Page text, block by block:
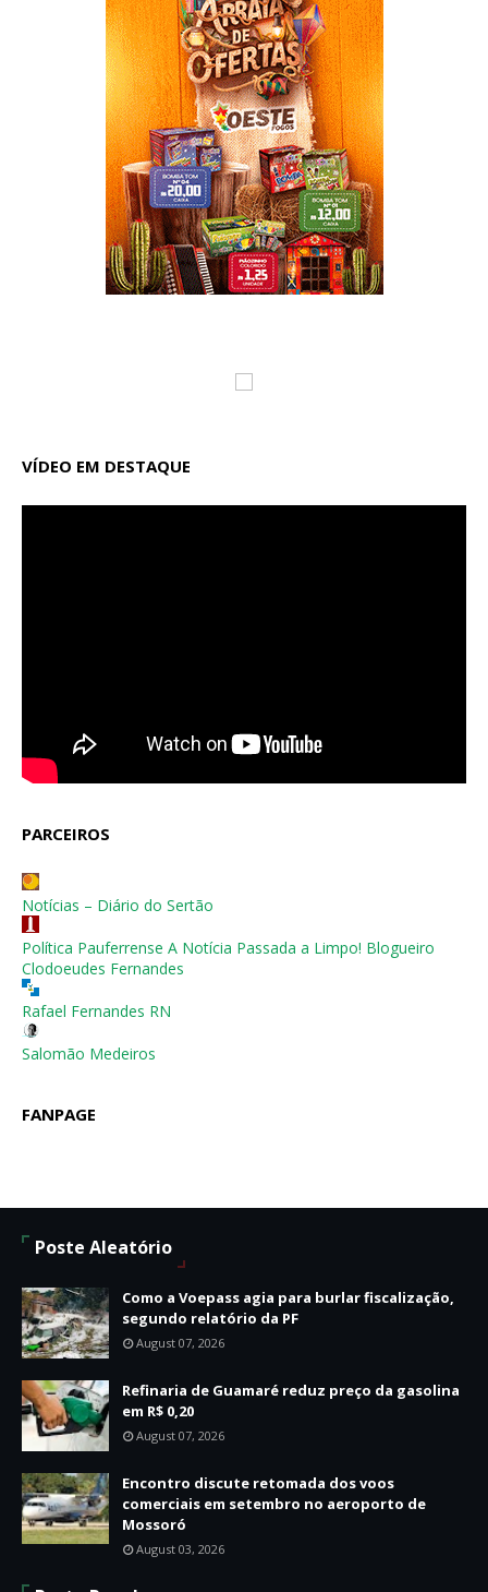
VÍDEO EM DESTAQUE
PARCEIROS
Notícias – Diário do Sertão
Política Pauferrense A Notícia Passada a Limpo! Blogueiro
Clodoeudes Fernandes
Rafael Fernandes RN
Salomão Medeiros
FANPAGE
Poste Aleatório
Como a Voepass agia para burlar fiscalização,
segundo relatório da PF
August 07, 2026
Refinaria de Guamaré reduz preço da gasolina
em R$ 0,20
August 07, 2026
Encontro discute retomada dos voos
comerciais em setembro no aeroporto de
Mossoró
August 03, 2026